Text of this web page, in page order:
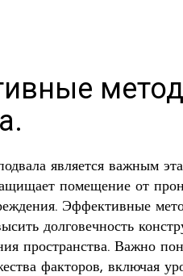
является важным
помещение от
Эффективные
долговечность
пространства. Важно
факторов, включая